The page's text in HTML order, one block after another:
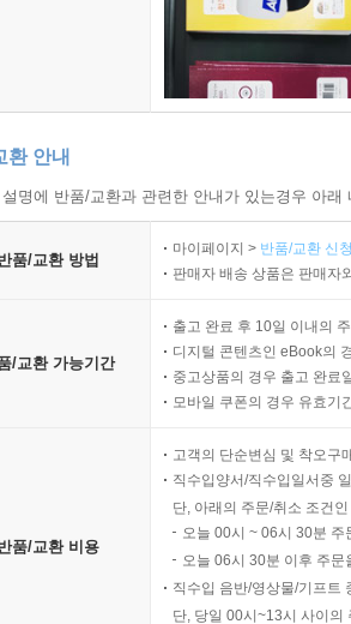
환 안내
명에 반품/교환과 관련한 안내가 있는경우 아
품/교환 방법
마이페이지 > 반품/교환 신
판매자 배송 상품은 판매자
/교환 가능기간
출고 완료 후 10일 이내의
디지털 콘텐츠인 eBook의
중고상품의 경우 출고 완료
모바일 쿠폰의 경우 유효기
품/교환 비용
고객의 단순변심 및 착오구
직수입양서/직수입일서중
단, 아래의 주문/취소 조건
오늘 00시 ~ 06시 30분
오늘 06시 30분 이후 주
직수입 음반/영상물/기프트
단, 당일 00시~13시 사이의